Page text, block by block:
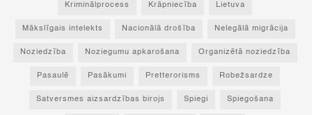
Kriminālprocess Krāpniecība Lietuva
Mākslīgais intelekts Nacionālā drošība Nelegālā migrācija
Noziedzība Noziegumu apkarošana Organizētā noziedzība
Pasaulē Pasākumi Pretterorisms Robežsardze
Satversmes aizsardzības birojs Spiegi Spiegošana